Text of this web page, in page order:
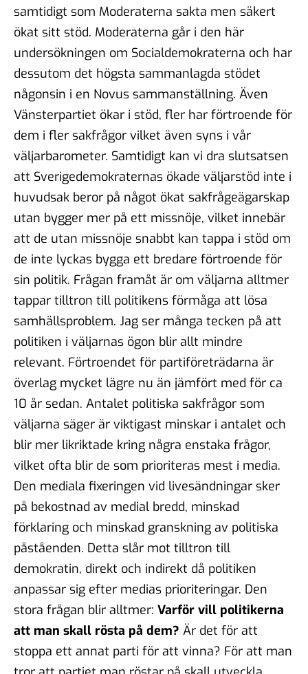
samtidigt som Moderaterna sakta men säkert
ökat sitt stöd. Moderaterna går i den här
undersökningen om Socialdemokraterna och har
dessutom det högsta sammanlagda stödet
någonsin i en Novus sammanställning. Även
Vänsterpartiet ökar i stöd, fler har förtroende för
dem i fler sakfrågor vilket även syns i vår
väljarbarometer. Samtidigt kan vi dra slutsatsen
att Sverigedemokraternas ökade väljarstöd inte i
huvudsak beror på något ökat sakfrågeägarskap
utan bygger mer på ett missnöje, vilket innebär
att de utan missnöje snabbt kan tappa i stöd om
de inte lyckas bygga ett bredare förtroende för
sin politik. Frågan framåt är om väljarna alltmer
tappar tilltron till politikens förmåga att lösa
samhällsproblem. Jag ser många tecken på att
politiken i väljarnas ögon blir allt mindre
relevant. Förtroendet för partiföreträdarna är
överlag mycket lägre nu än jämfört med för ca
10 år sedan. Antalet politiska sakfrågor som
väljarna säger är viktigast minskar i antalet och
blir mer likriktade kring några enstaka frågor,
vilket ofta blir de som prioriteras mest i media.
Den mediala fixeringen vid livesändningar sker
på bekostnad av medial bredd, minskad
förklaring och minskad granskning av politiska
påståenden. Detta slår mot tilltron till
demokratin, direkt och indirekt då politiken
anpassar sig efter medias prioriteringar. Den
stora frågan blir alltmer: Varför vill politikerna
att man skall rösta på dem? Är det för att
stoppa ett annat parti för att vinna? För att man